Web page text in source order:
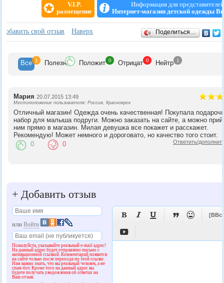
V.I.P.
размещение
Информация для представителей
Интернет-магазин детской одежды
Отзывы
Добавить свой отзыв Наверх Поделиться…
Все 1 Полезн Положит 0 Отрицат 0 Нейтр 1
Мария 20.07.2015 13:49
Местоположение пользователя: Россия, Красноярск
Отличный магазин! Одежда очень качественная! Покупала
набор для малыша подруги. Можно заказать на сайте, а можно
ним прямо в магазин. Милая девушка все покажет и расскажет.
Рекомендую! Может немного и дороговато, но качество того стоит.
Ответить/
0 0
+ Добавить отзыв
илиВойти
Пожалуйста, указывайте реальный e-mail адрес!
На данный адрес будет отправлено письмо с
активационной ссылкой. Комментарий появится
на сайте только после перехода по этой ссылке.
Нам важно знать, что вы реальный человек, а не
спам-бот. Кроме того на данный адрес вы
будете получать уведомления об ответах на
Ваш отзыв.
   

